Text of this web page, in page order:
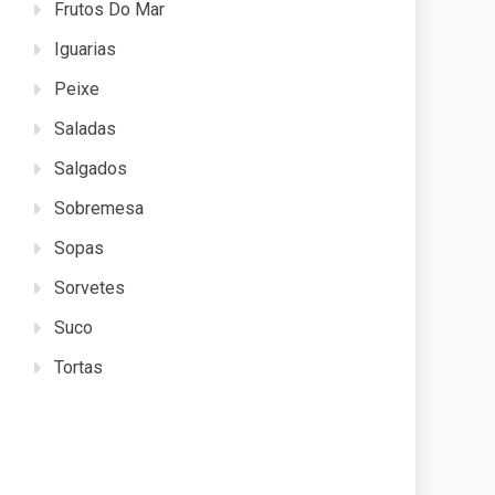
Frutos Do Mar
Iguarias
Peixe
Saladas
Salgados
Sobremesa
Sopas
Sorvetes
Suco
Tortas